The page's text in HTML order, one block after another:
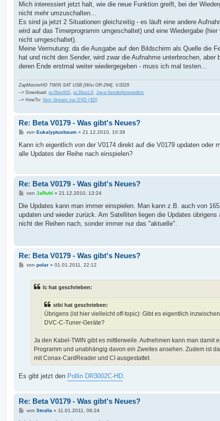
Mich interessiert jetzt halt, wie die neue Funktion greift, bei der
nicht mehr umzuschalten...
Es sind ja jetzt 2 Situationen gleichzeitig - es läuft eine andere
wird auf das Timerprogramm umgeschaltet) und eine Wiedergabe (hier
nicht umgeschaltet).
Meine Vermutung: da die Ausgabe auf den Bildschirm als Quelle die
hat und nicht den Sender, wird zwar die Aufnahme unterbrochen, aber
deren Ende erstmal weiter wiedergegeben - muss ich mal testen...
ZapMasterHD TWIN SAT USB [Wisi OR-294], V.0229
--> Download: pc2boxNG pc2boxLX Java-Senderlisteneditor
--> HowTo: Vom Stream zur DVD [SD]
Re: Beta V0179 - Was gibt's Neues?
B
i
r
von Eukalyptusbaum» 21.12.2010, 10:39
Kann ich eigentlich von der V0174 direkt auf die V0179 updaten oder
alle Updates der Reihe nach einspielen?
Re: Beta V0179 - Was gibt's Neues?
B
i
r
a
von JaRuhl » 21.12.2010, 13:24
Die Updates kann man immer einspielen. Man kann z.B. auch von
updaten und wieder zurück. Am Satelliten liegen die Updates übrigens
nicht der Reihen nach, sonder immer nur das "aktuelle".
Re: Beta V0179 - Was gibt's Neues?
Bvon polar» 01.01.2011, 22:12
lc hat geschrieben:
stbi hat geschrieben:
Übrigens (ist hier vielleicht off-topic): Gibt es eigentlich
DVC-C-Tuner-Geräte?
Ja den Kabel-TWIN gibt es mittlerweile. Aufnehmen kann man damit
Programm und unabhängig davon ein Zweites ansehen. Zudem ist
mit Conax-CardReader und CI ausgestattet.
Es gibt jetzt den Pollin DR3002C-HD
Re: Beta V0179 - Was gibt's Neues?
Bvon Strulla » 11.01.2011, 06:24